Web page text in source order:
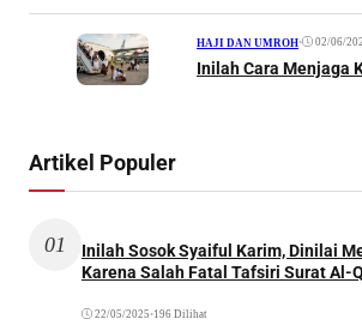
HAJI DAN UMROH• 02/06/
Inilah Cara Menjaga
Artikel Populer
01
Inilah Sosok Syaiful Karim, Dinilai
Karena Salah Fatal Tafsiri Surat Al-
22/05/2025 •196 Dilihat